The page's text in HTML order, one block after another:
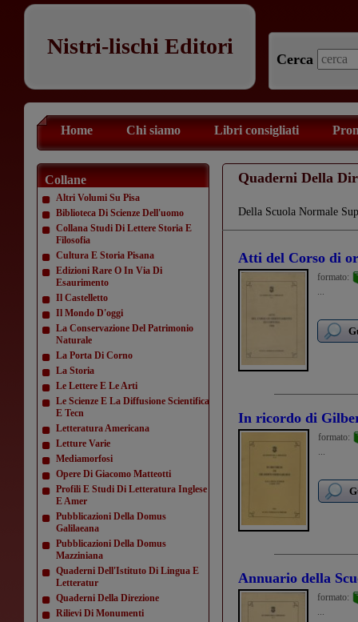
Nistri-lischi Editori
Cerca
Home Chi siamo Libri consigliati
Collane
Altri Volumi Su Pisa
Biblioteca Di Scienze Dell'uomo
Collana Studi Di Lettere Storia E
Filosofia
Cultura E Storia Pisana
Edizioni Rare O In Via Di
Esaurimento
Il Castelletto
Il Mondo D'oggi
La Conservazione Del Patrimonio
Naturale
La Porta Di Corno
La Storia
Le Lettere E Le Arti
Le Scienze E La Diffusione Scientifica
E Tecn
Letteratura Americana
Letture Varie
Mediamorfosi
Opere Di Giacomo Matteotti
Profili E Studi Di Letteratura Inglese
E Amer
Pubblicazioni Della Domus
Galilaeana
Pubblicazioni Della Domus
Mazziniana
Quaderni Dell'Istituto Di Lingua E
Letteratur
Quaderni Della Direzione
Rilievi Di Monumenti
Quaderni Della
Della Scuola Normale
Atti del Corso di
formato:
...
In ricordo di
formato:
...
Annuario della
formato:
...